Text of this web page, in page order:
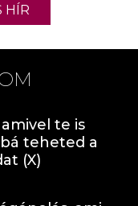
HÍR
te is
teheted a
(X)